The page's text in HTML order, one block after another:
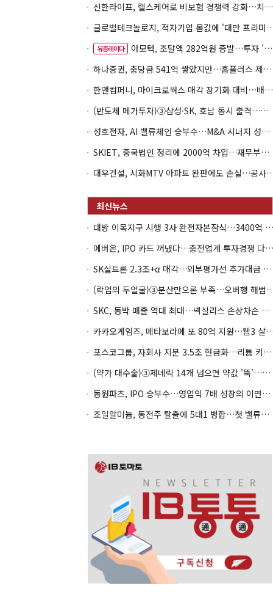
신한라이프, 헬스케어로 비보험 경쟁력 강화…치매·간병 공략
글로벌테크놀로지, 적자기업 몸값
유증레이다
아모텍, 조달액 282억원 증발…투자 '속도 조절' 불가피
하나증권, 충당금 541억 쌓았지만…홈플러스 제재는 추가 비용 불씨
한앤컴퍼니, 마이크로웍스 매각 장기화 대비…배당 회수판 깔았다
(반도체 메가투자)③삼성·SK, 호남 동시 출격…인력·협력사 쟁탈전
성호전자, AI 밸류체인 승부수…M&A 시너지 성과 '시험대'
SKIET, 중국법인 정리에 2000억 차입…재무부담 더 커졌다
대우건설, 시화MTV 아파트 완
대방 이목지구 시행 3사 완전자본잠식…3400억 PF는 그룹 신용으로
에버온, IPO 카드 꺼냈다…충전업계 투자경쟁 다시 불붙나
SK실트론 2.3조+α 매각…외부평가선 추가대금 가치 '0원'
(락업의 두얼굴)③분산만으론 부족
SKC, 동박 매출 역대 최대…넥실리스 손상차손 악순환 끊나
카카오게임즈, 메타보라에 또 80억
포스코그룹, 자회사 지분 3.5조 현금화…리튬 키우고 오버행 부담
(약가 대수술)③제네릭 14개 넘으면 약값 '뚝'…등재전략 혼선
동원파츠, IPO 승부수…영업익 7배 성장의 이면은 고객 편중
조일알미늄, 동전주 탈출에 5대1 병합…첫 밸류업 성패는 본업